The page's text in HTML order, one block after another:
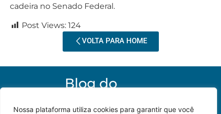
Nossa plataforma utiliza cookies para garantir que você
cadeira no Senado Federal.
Post Views: 124
VOLTA PARA HOME